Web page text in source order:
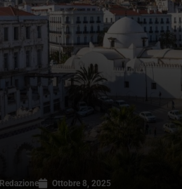
Redazione Ottobre 8, 2025